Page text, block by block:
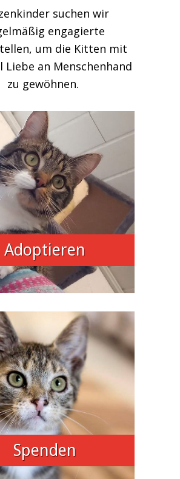
suchen wir
engagierte
um die Kitten mit
Liebe an Menschenhand
zu gewöhnen.
Adoptieren
Spenden